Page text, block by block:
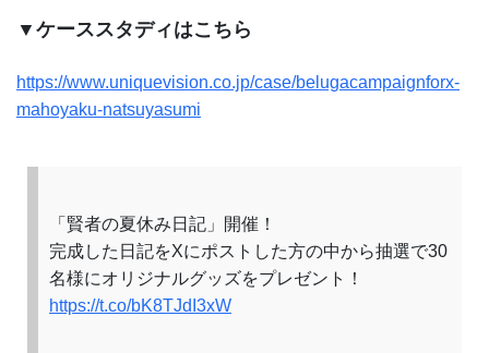
▼ケーススタディはこちら
https://www.uniquevision.co.jp/case/belugacampaignforx-
mahoyaku-natsuyasumi
「賢者の夏休み日記」開催！
完成した日記をXにポストした方の中から抽選で30
名様にオリジナルグッズをプレゼント！
https://t.co/bK8TJdI3xW